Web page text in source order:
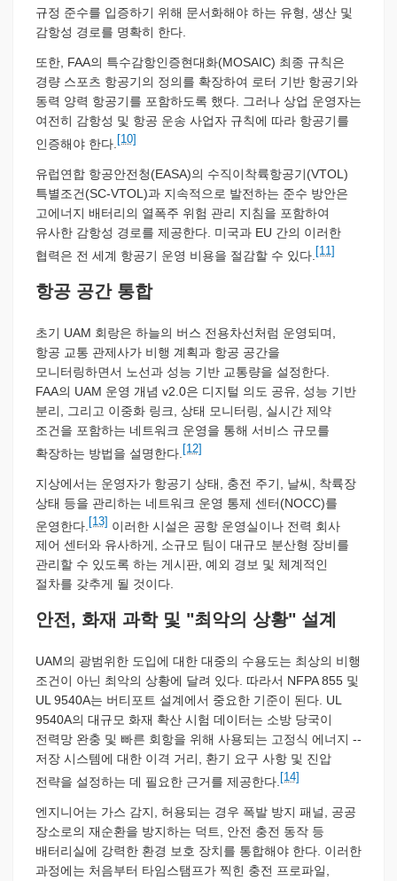
규정 준수를 입증하기 위해 문서화해야 하는 유형, 생산 및
감항성 경로를 명확히 한다.
또한, FAA의 특수감항인증현대화(MOSAIC) 최종 규칙은
경량 스포츠 항공기의 정의를 확장하여 로터 기반 항공기와
동력 양력 항공기를 포함하도록 했다. 그러나 상업 운영자는
여전히 감항성 및 항공 운송 사업자 규칙에 따라 항공기를
인증해야 한다. [10]
유럽연합 항공안전청(EASA)의 수직이착륙항공기(VTOL)
특별조건(SC-VTOL)과 지속적으로 발전하는 준수 방안은
고에너지 배터리의 열폭주 위험 관리 지침을 포함하여
유사한 감항성 경로를 제공한다. 미국과 EU 간의 이러한
협력은 전 세계 항공기 운영 비용을 절감할 수 있다. [11]
항공 공간 통합
초기 UAM 회랑은 하늘의 버스 전용차선처럼 운영되며,
항공 교통 관제사가 비행 계획과 항공 공간을
모니터링하면서 노선과 성능 기반 교통량을 설정한다.
FAA의 UAM 운영 개념 v2.0은 디지털 의도 공유, 성능 기반
분리, 그리고 이중화 링크, 상태 모니터링, 실시간 제약
조건을 포함하는 네트워크 운영을 통해 서비스 규모를
확장하는 방법을 설명한다. [12]
지상에서는 운영자가 항공기 상태, 충전 주기, 날씨, 착륙장
상태 등을 관리하는 네트워크 운영 통제 센터(NOCC)를
운영한다. [13] 이러한 시설은 공항 운영실이나 전력 회사
제어 센터와 유사하게, 소규모 팀이 대규모 분산형 장비를
관리할 수 있도록 하는 게시판, 예외 경보 및 체계적인
절차를 갖추게 될 것이다.
안전, 화재 과학 및 "최악의 상황" 설계
UAM의 광범위한 도입에 대한 대중의 수용도는 최상의 비행
조건이 아닌 최악의 상황에 달려 있다. 따라서 NFPA 855 및
UL 9540A는 버티포트 설계에서 중요한 기준이 된다. UL
9540A의 대규모 화재 확산 시험 데이터는 소방 당국이
전력망 완충 및 빠른 회항을 위해 사용되는 고정식 에너지 --
저장 시스템에 대한 이격 거리, 환기 요구 사항 및 진압
전략을 설정하는 데 필요한 근거를 제공한다. [14]
엔지니어는 가스 감지, 허용되는 경우 폭발 방지 패널, 공공
장소로의 재순환을 방지하는 덕트, 안전 충전 동작 등
배터리실에 강력한 환경 보호 장치를 통합해야 한다. 이러한
과정에는 처음부터 타임스탬프가 찍힌 충전 프로파일,